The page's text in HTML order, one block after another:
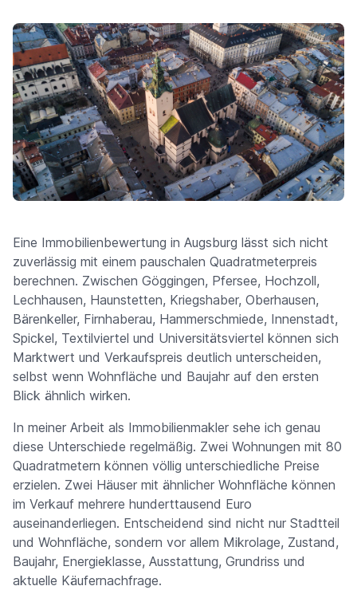
Eine Immobilienbewertung in Augsburg lässt sich nicht
zuverlässig mit einem pauschalen Quadratmeterpreis
berechnen. Zwischen Göggingen, Pfersee, Hochzoll,
Lechhausen, Haunstetten, Kriegshaber, Oberhausen,
Bärenkeller, Firnhaberau, Hammerschmiede, Innenstadt,
Spickel, Textilviertel und Universitätsviertel können sich
Marktwert und Verkaufspreis deutlich unterscheiden,
selbst wenn Wohnfläche und Baujahr auf den ersten
Blick ähnlich wirken.
In meiner Arbeit als Immobilienmakler sehe ich genau
diese Unterschiede regelmäßig. Zwei Wohnungen mit 80
Quadratmetern können völlig unterschiedliche Preise
erzielen. Zwei Häuser mit ähnlicher Wohnfläche können
im Verkauf mehrere hunderttausend Euro
auseinanderliegen. Entscheidend sind nicht nur Stadtteil
und Wohnfläche, sondern vor allem Mikrolage, Zustand,
Baujahr, Energieklasse, Ausstattung, Grundriss und
aktuelle Käufernachfrage.